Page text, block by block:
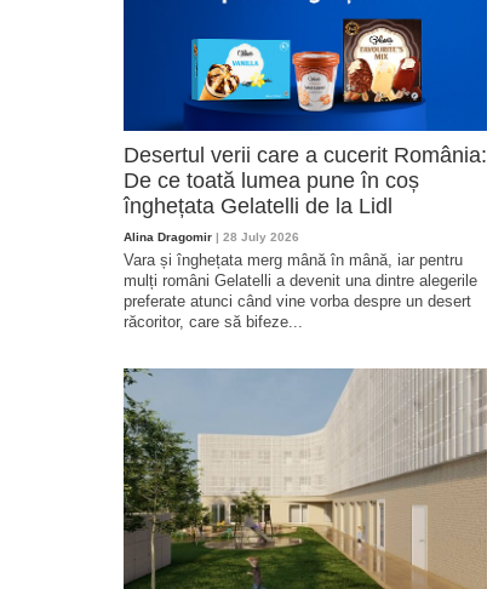
Desertul verii care a cucerit România:
De ce toată lumea pune în coș
înghețata Gelatelli de la Lidl
Alina Dragomir | 28 July 2026
Vara și înghețata merg mână în mână, iar pentru
mulți români Gelatelli a devenit una dintre alegerile
preferate atunci când vine vorba despre un desert
răcoritor, care să bifeze...